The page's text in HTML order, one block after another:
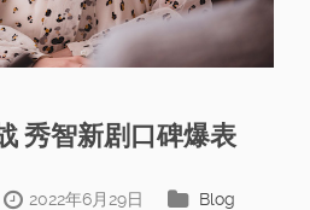
秀智新剧口碑爆表
2022年6月29日 Blog